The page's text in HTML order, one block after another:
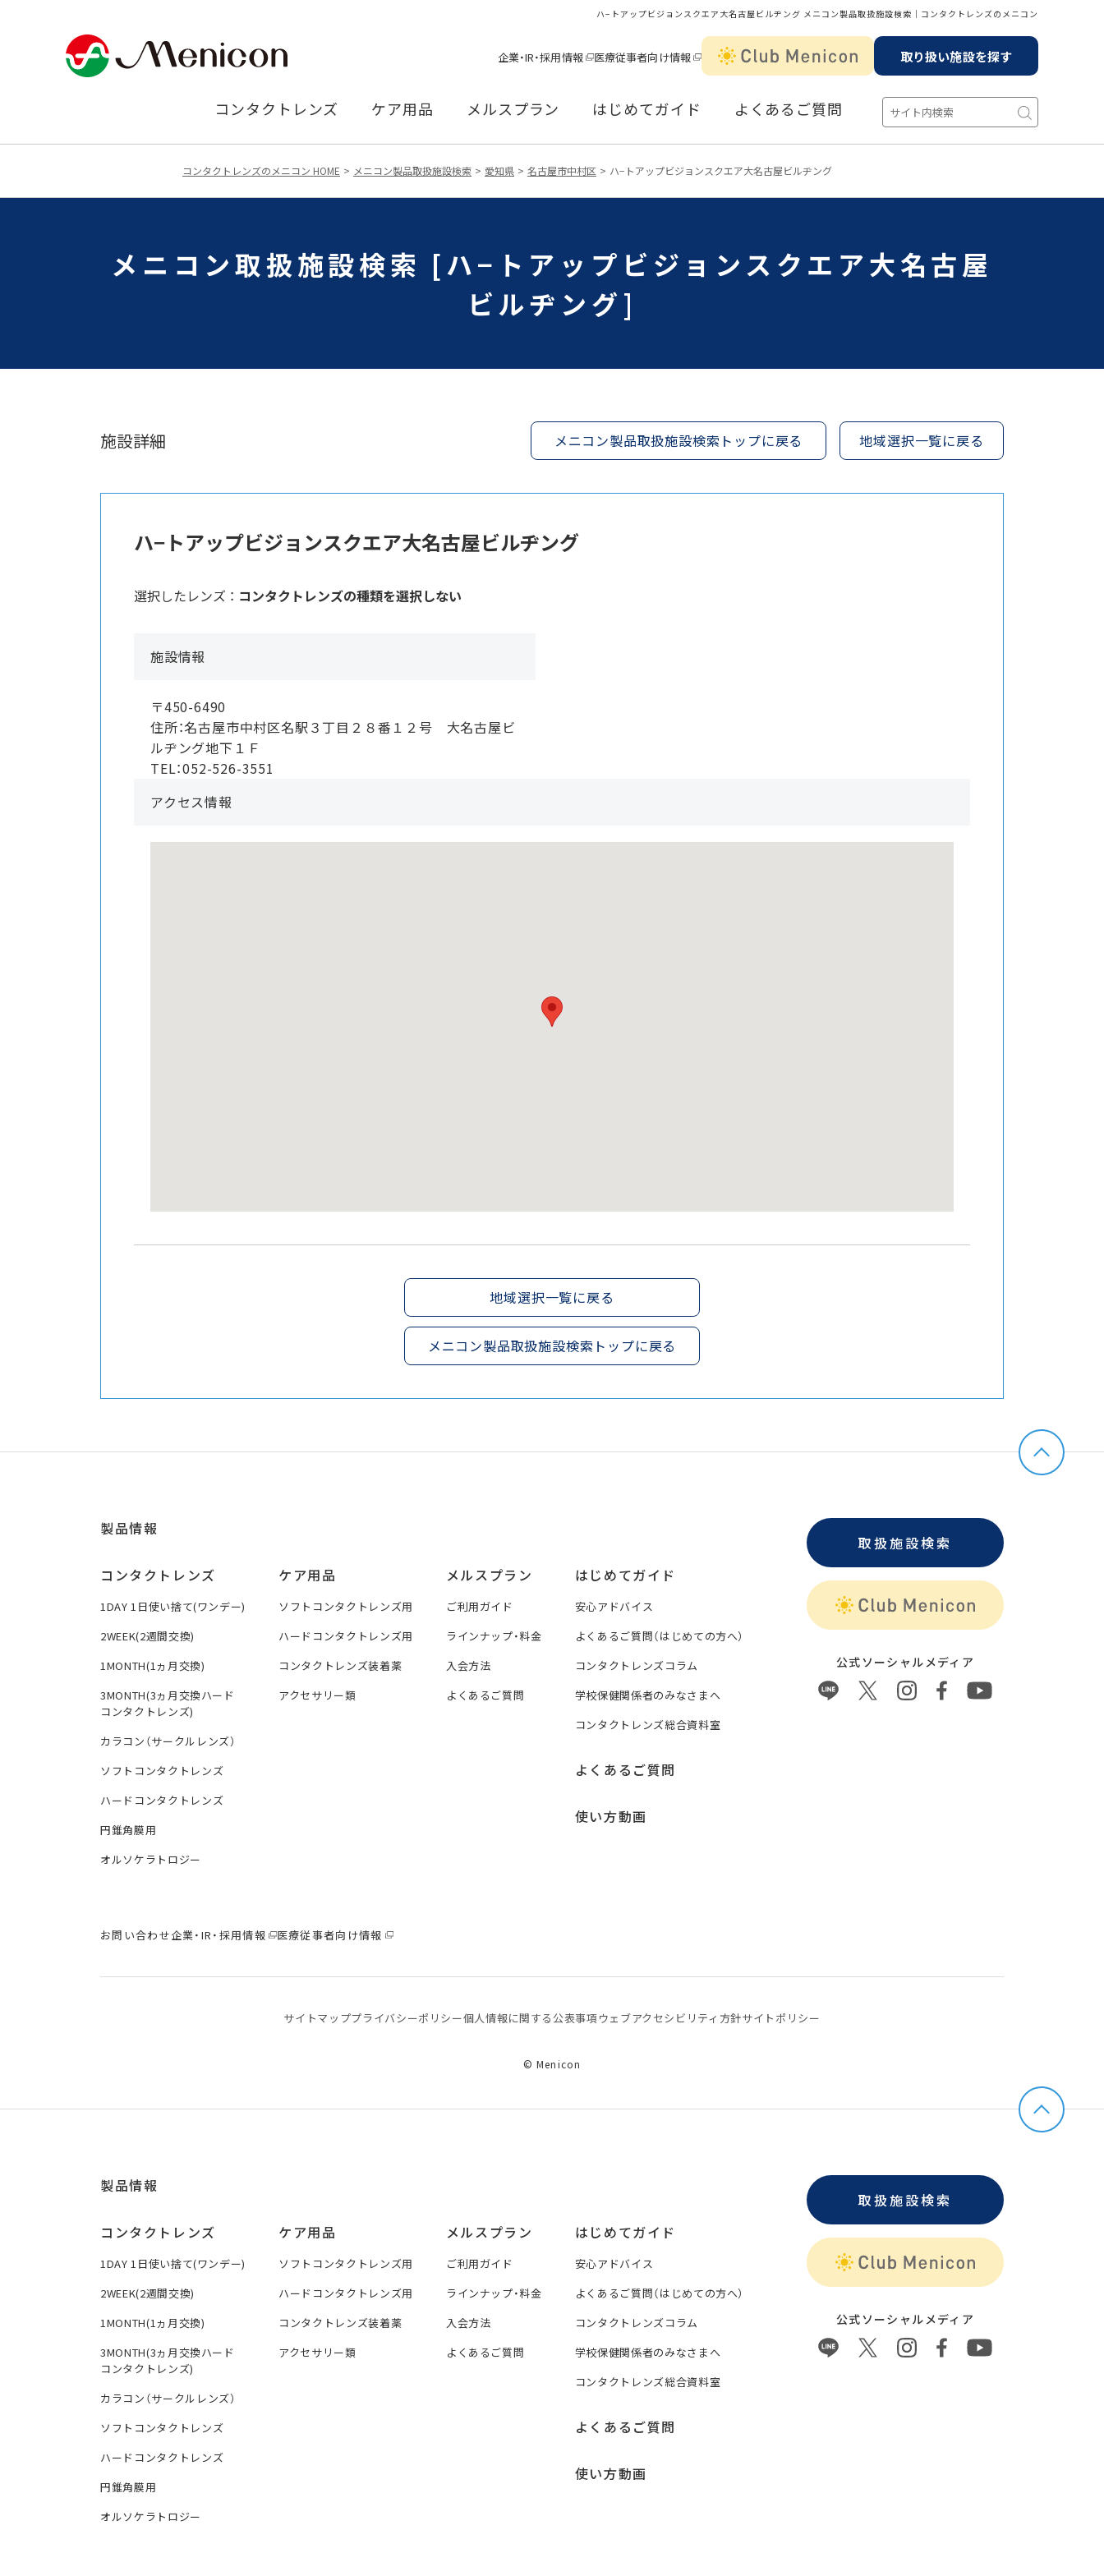
ハ−トアップビジョンスクエア大名古屋ビルヂング メニコン製品取扱施設検索│コンタクトレンズのメニコン
企業・IR・採用情報 医療従事者向け情報 取り扱い施設を探す
コンタクトレンズ ケア用品 メルスプラン はじめてガイド よくあるご質問
コンタクトレンズのメニコン HOME メニコン製品取扱施設検索 愛知県 名古屋市中村区 ハ−トアップビジョンスクエア大名古屋ビルヂング
メニコン取扱施設検索 [ハ−トアップビジョンスクエア大名古屋
ビルヂング]
施設詳細 メニコン製品取扱施設検索トップに戻る 地域選択一覧に戻る
ハ−トアップビジョンスクエア大名古屋ビルヂング
選択したレンズ ： コンタクトレンズの種類を選択しない
施設情報
〒450-6490
住所：名古屋市中村区名駅３丁目２８番１２号 大名古屋ビ
ルヂング地下１Ｆ
TEL：052-526-3551
アクセス情報
地域選択一覧に戻る
メニコン製品取扱施設検索トップに戻る
製品情報
コンタクトレンズ
1DAY 1日使い捨て(ワンデー)
2WEEK(2週間交換)
1MONTH(1ヵ月交換)
3MONTH(3ヵ月交換ハード
コンタクトレンズ)
カラコン（サークルレンズ）
ソフトコンタクトレンズ
ハードコンタクトレンズ
円錐角膜用
オルソケラトロジー
ケア用品
ソフトコンタクトレンズ用
ハードコンタクトレンズ用
コンタクトレンズ装着薬
アクセサリー類
メルスプラン
ご利用ガイド
ラインナップ・料金
入会方法
よくあるご質問
はじめてガイド
安心アドバイス
よくあるご質問（はじめての方へ）
コンタクトレンズコラム
学校保健関係者のみなさまへ
コンタクトレンズ総合資料室
よくあるご質問
使い方動画
取扱施設検索
公式ソーシャルメディア
お問い合わせ企業・IR・採用情報 医療従事者向け情報
サイトマッププライバシーポリシー個⼈情報に関する公表事項 ウェブアクセシビリティ方針サイトポリシー
© Menicon
製品情報
コンタクトレンズ
1DAY 1日使い捨て(ワンデー)
2WEEK(2週間交換)
1MONTH(1ヵ月交換)
3MONTH(3ヵ月交換ハード
コンタクトレンズ)
カラコン（サークルレンズ）
ソフトコンタクトレンズ
ハードコンタクトレンズ
円錐角膜用
オルソケラトロジー
ケア用品
ソフトコンタクトレンズ用
ハードコンタクトレンズ用
コンタクトレンズ装着薬
アクセサリー類
メルスプラン
ご利用ガイド
ラインナップ・料金
入会方法
よくあるご質問
はじめてガイド
安心アドバイス
よくあるご質問（はじめての方へ）
コンタクトレンズコラム
学校保健関係者のみなさまへ
コンタクトレンズ総合資料室
よくあるご質問
使い方動画
取扱施設検索
公式ソーシャルメディア